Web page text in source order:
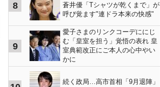
8
蒼井優「Tシャツが乾くまで」が
呼び覚ます"連ドラ本来の快感"
9
愛子さまのリンクコーデににじ
む「皇室を担う」覚悟の表れ 皇
室典範改正にご本人の心中やい
かに
続く政局…高市首相「9月退陣」